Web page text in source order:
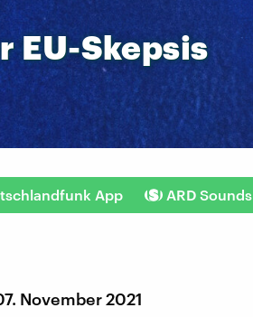
EU-Skepsis
App ARD Sounds
November 2021